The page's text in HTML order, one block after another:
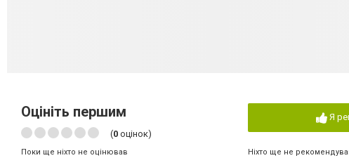
Оцініть першим
(0 оцінок)
Поки ще ніхто не оцінював
Я
Ніхто ще не